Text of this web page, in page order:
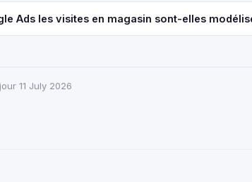
Ads les visites en magasin sont-elles
11 July 2026